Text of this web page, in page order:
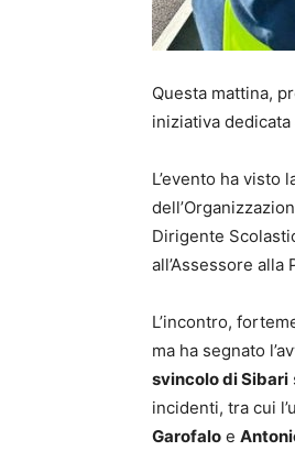
Questa mattina,
iniziativa
L’evento ha visto
Dirigente
all’Assessore
L’incontro,
ma ha segnato
svincolo di Sibari
incidenti, tra cui
Garofalo e